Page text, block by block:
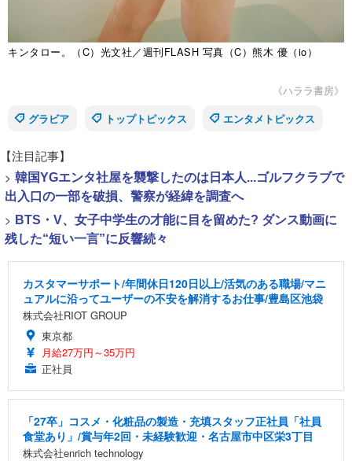
キンタロー。（C）光文社／週刊FLASH 写真（C）熊木 優（io）
《ハララ書房》
グラビア
トップトピックス エンタメトピックス
【注目記事】
> 韓国YGエンタ社屋を襲撃したのは日本人...ゴルフクラブで
出入口の一部を破損、警察が経緯を調査へ
> BTS・V、女子中学生の才能に目を留めた? ダンス動画に
残した“短い一言”に反響続々
カスタマーサポート/年間休日120日以上/活気のある職場/マニ
ュアルに沿ってユーザーの不安を解消するお仕事/豊島区池袋
株式会社RIOT GROUP
東京都
月給27万円～35万円
正社員
「27卒」コスメ・化粧品の製造・充填スタッフ正社員「社員
食堂あり」/賞与年2回・未経験歓迎・名古屋市中区栄3丁目
株式会社enrich technology